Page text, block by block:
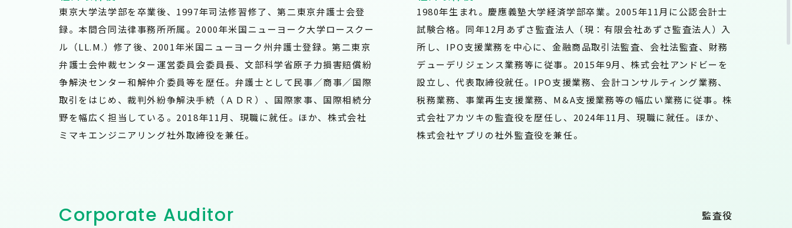
東京大学法学部を卒業後、1997年司法修習修了、第二東京弁護士会登
録。本間合同法律事務所所属。2000年米国ニューヨーク大学ロースクー
ル（LL.M.）修了後、2001年米国ニューヨーク州弁護士登録。第二東京
弁護士会仲裁センター運営委員会委員長、文部科学省原子力損害賠償紛
争解決センター和解仲介委員等を歴任。弁護士として民事／商事／国際
取引をはじめ、裁判外紛争解決手続（ＡＤＲ）、国際家事、国際相続分
野を幅広く担当している。2018年11月、現職に就任。ほか、株式会社
ミマキエンジニアリング社外取締役を兼任。
1980年生まれ。慶應義塾大学経済学部卒業。2005年11月に公認会計士
試験合格。同年12月あずさ監査法人（現：有限会社あずさ監査法人）入
所し、IPO支援業務を中心に、金融商品取引法監査、会社法監査、財務
デューデリジェンス業務等に従事。2015年9月、株式会社アンドビーを
設立し、代表取締役就任。IPO支援業務、会計コンサルティング業務、
税務業務、事業再生支援業務、M&A支援業務等の幅広い業務に従事。株
式会社アカツキの監査役を歴任し、2024年11月、現職に就任。ほか、
株式会社ヤプリの社外監査役を兼任。
Corporate Auditor 監査役